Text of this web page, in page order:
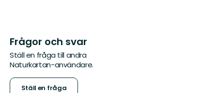
Frågor och svar
Ställ en fråga till andra
Naturkartan-användare.
Ställ en fråga